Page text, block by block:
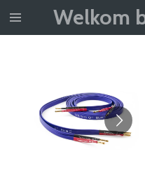
Ga
Welkom